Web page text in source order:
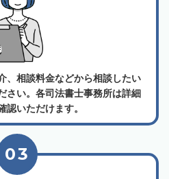
、相談料金などから相談したい
さい。各司法書士事務所は詳細
認いただけます。
03